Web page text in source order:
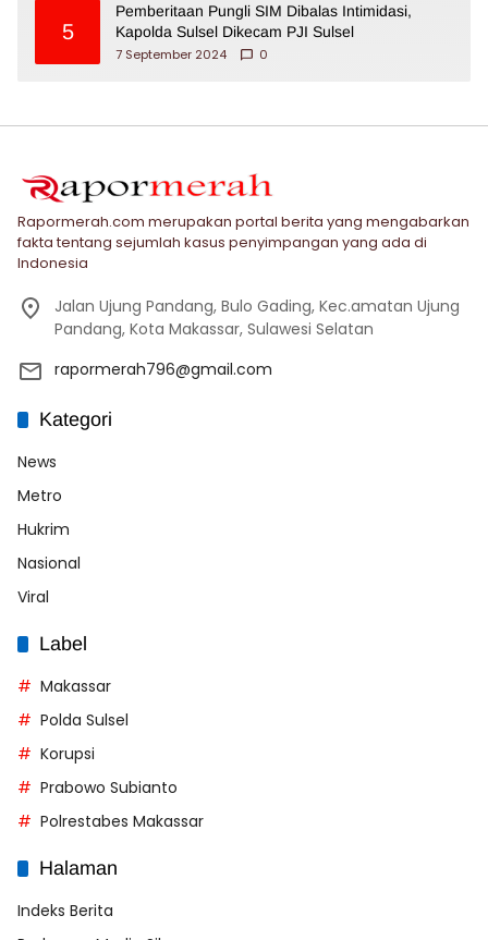
5
Pemberitaan Pungli SIM Dibalas Intimidasi,
Kapolda Sulsel Dikecam PJI Sulsel
7 September 2024
0
Rapormerah.com merupakan portal berita yang mengabarkan
fakta tentang sejumlah kasus penyimpangan yang ada di
Indonesia
Jalan Ujung Pandang, Bulo Gading, Kec.amatan Ujung
Pandang, Kota Makassar, Sulawesi Selatan
rapormerah796@gmail.com
Kategori
News
Metro
Hukrim
Nasional
Viral
Label
Makassar
Polda Sulsel
Korupsi
Prabowo Subianto
Polrestabes Makassar
Halaman
Indeks Berita